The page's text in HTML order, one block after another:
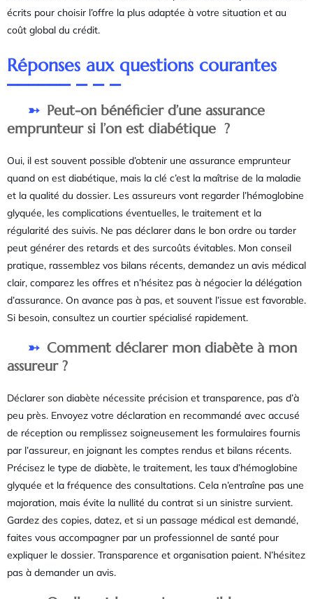
écrits pour choisir l’offre la plus adaptée à votre situation et au
coût global du crédit.
Réponses aux questions courantes
Peut-on bénéficier d’une assurance
emprunteur si l’on est diabétique ?
Oui, il est souvent possible d’obtenir une assurance emprunteur
quand on est diabétique, mais la clé c’est la maîtrise de la maladie
et la qualité du dossier. Les assureurs vont regarder l’hémoglobine
glyquée, les complications éventuelles, le traitement et la
régularité des suivis. Ne pas déclarer dans le bon ordre ou tarder
peut générer des retards et des surcoûts évitables. Mon conseil
pratique, rassemblez vos bilans récents, demandez un avis médical
clair, comparez les offres et n’hésitez pas à négocier la délégation
d’assurance. On avance pas à pas, et souvent l’issue est favorable.
Si besoin, consultez un courtier spécialisé rapidement.
Comment déclarer mon diabète à mon
assureur ?
Déclarer son diabète nécessite précision et transparence, pas d’à
peu près. Envoyez votre déclaration en recommandé avec accusé
de réception ou remplissez soigneusement les formulaires fournis
par l’assureur, en joignant les comptes rendus et bilans récents.
Précisez le type de diabète, le traitement, les taux d’hémoglobine
glyquée et la fréquence des consultations. Cela n’entraîne pas une
majoration, mais évite la nullité du contrat si un sinistre survient.
Gardez des copies, datez, et si un passage médical est demandé,
faites vous accompagner par un professionnel de santé pour
expliquer le dossier. Transparence et organisation paient. N’hésitez
pas à demander un avis.